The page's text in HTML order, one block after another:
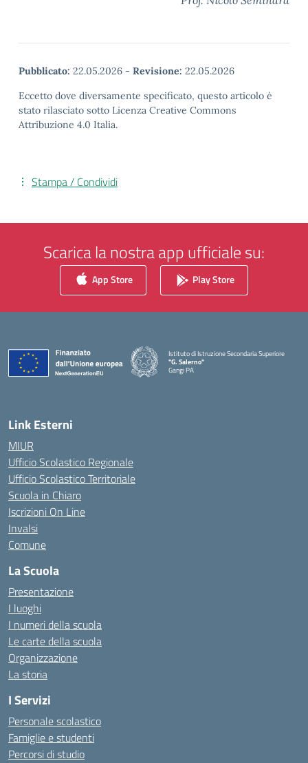
Pubblicato: 22.05.2026 - Revisione: 22.05.2026
Eccetto dove diversamente specificato, questo articolo è
stato rilasciato sotto Licenza Creative Commons
Attribuzione 4.0 Italia.
Stampa / Condividi
Scarica la nostra app ufficiale su:
App Store Play Store
Istituto di Istruzione Secondaria Superiore
"G. Salerno"
Gangi PA
— Visita la pagina iniziale della scuola
Link Esterni
MIUR
Ufficio Scolastico Regionale
Ufficio Scolastico Territoriale
Scuola in Chiaro
Iscrizioni On Line
Invalsi
Comune
La Scuola
Presentazione
I luoghi
I numeri della scuola
Le carte della scuola
Organizzazione
La storia
I Servizi
Personale scolastico
Famiglie e studenti
Percorsi di studio